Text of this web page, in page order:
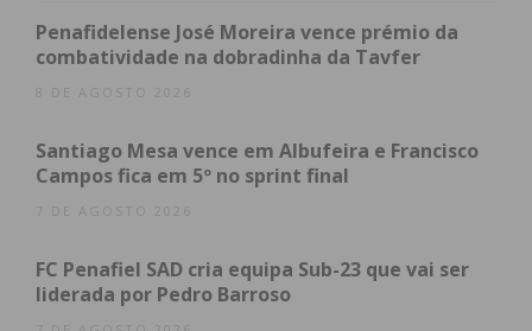
atualizada.
Eu li e concordo com ostermos e
Penafidelense José Moreira vence prémio da
combatividade na dobradinha da Tavfer
8 DE AGOSTO 2026
Santiago Mesa vence em Albufeira e Francisco
Campos fica em 5º no sprint final
7 DE AGOSTO 2026
FC Penafiel SAD cria equipa Sub-23 que vai ser
liderada por Pedro Barroso